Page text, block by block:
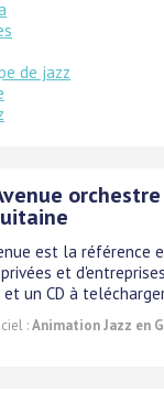
de jazz
est la référence
et
un CD à
:Animation Jazz en